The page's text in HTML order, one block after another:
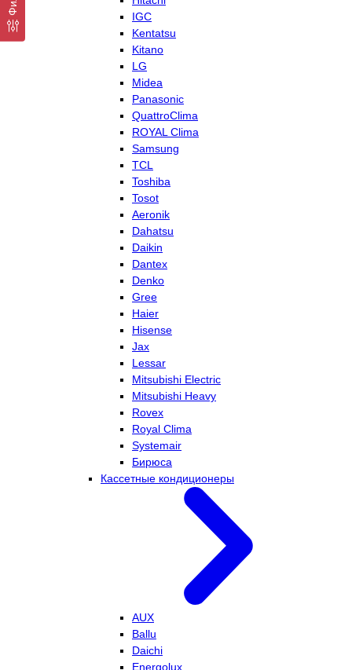
IGC
Kentatsu
Kitano
LG
Midea
Panasonic
QuattroClima
ROYAL Clima
Samsung
TCL
Toshiba
Tosot
Aeronik
Dahatsu
Daikin
Dantex
Denko
Gree
Haier
Hisense
Jax
Lessar
Mitsubishi Electric
Mitsubishi Heavy
Rovex
Royal Clima
Systemair
Бирюса
Кассетные кондиционеры
AUX
Ballu
Daichi
Energolux